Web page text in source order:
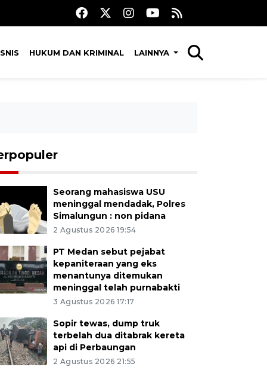
HUKUM DAN KRIMINAL LAINNYA
Seorang mahasiswa USU
meninggal mendadak, Polres
Simalungun : non pidana
2 Agustus 2026 19:54
PT Medan sebut pejabat
kepaniteraan yang eks
menantunya ditemukan
meninggal telah purnabakti
3 Agustus 2026 17:17
Sopir tewas, dump truk
terbelah dua ditabrak kereta
api di Perbaungan
2 Agustus 2026 21:55